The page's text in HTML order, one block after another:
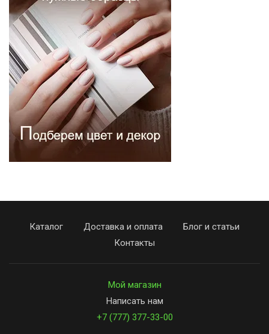
Каталог Доставка и оплата
Блог и статьи
Контакты
Мой магазин
Написать нам
+7 (777) 377-33-00